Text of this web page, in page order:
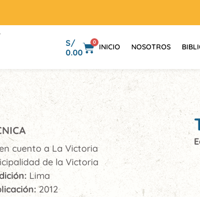
S/
0.00
0
INICIO NOSOTROS
cuento a La Victoria
de la Victoria
Lima
2012